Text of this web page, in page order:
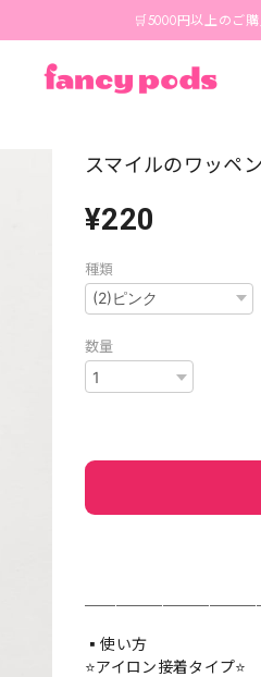
🛒5000円以上のご購入で
スマイルのワッペ
¥220
種類
数量
▪️使い方
⭐️アイロン接着タイプ⭐️